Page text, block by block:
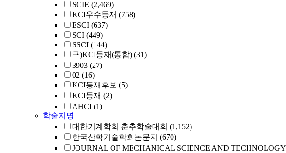
SCIE (2,469)
KCI우수등재 (758)
ESCI (637)
SCI (449)
SSCI (144)
구)KCI등재(통합) (31)
3903 (27)
02 (16)
KCI등재후보 (5)
KCI등재 (2)
AHCI (1)
학술지명
대한기계학회 춘추학술대회 (1,152)
한국산학기술학회논문지 (670)
JOURNAL OF MECHANICAL SCIENCE AND TECHNOLOGY